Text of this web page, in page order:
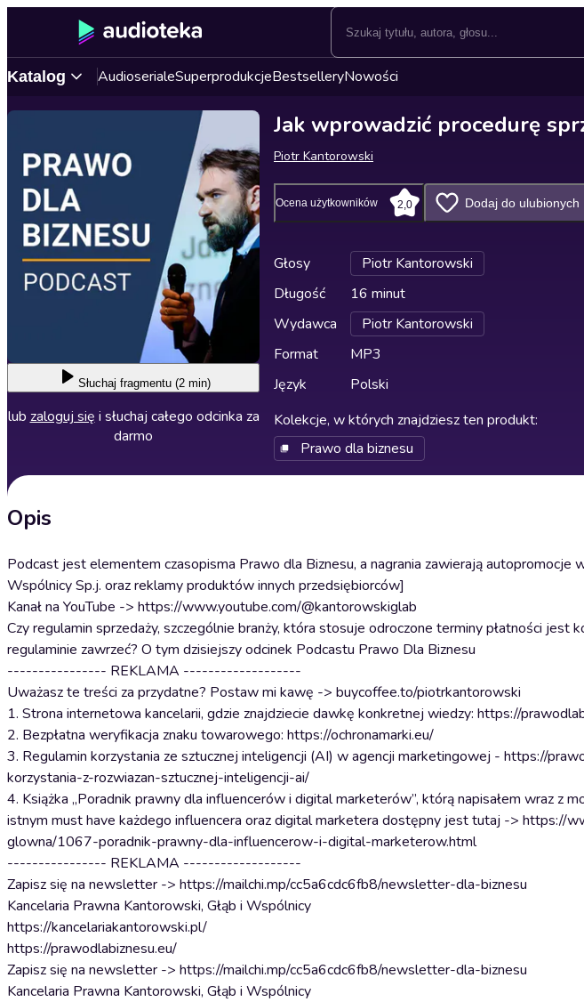
Katalog AudioserialeSuperprodukcjeBestselleryNowości
Słuchaj fragmentu (2 min)
lub zaloguj się i słuchaj całego odcinka za
darmo
Jak wprowadzić procedurę
Piotr Kantorowski
Ocena użytkowników 2,0 Dodaj do ulubionych
Głosy
Piotr Kantorowski
Długość
16 minut
Wydawca
Piotr Kantorowski
Format
MP3
Język
Polski
Kolekcje, w których znajdziesz ten produkt:
Prawo dla biznesu
Opis
Podcast jest elementem czasopisma Prawo dla Biznesu, a nagrania zawierają autopromocje
Wspólnicy Sp.j. oraz reklamy produktów innych przedsiębiorców]
Kanał na YouTube -> https://www.youtube.com/@kantorowskiglab
Czy regulamin sprzedaży, szczególnie branży, która stosuje odroczone terminy płatności
regulaminie zawrzeć? O tym dzisiejszy odcinek Podcastu Prawo Dla Biznesu
---------------- REKLAMA -------------------
Uważasz te treści za przydatne? Postaw mi kawę -> buycoffee.to/piotrkantorowski
1. Strona internetowa kancelarii, gdzie znajdziecie dawkę konkretnej wiedzy: https://
2. Bezpłatna weryfikacja znaku towarowego: https://ochronamarki.eu/
3. Regulamin korzystania ze sztucznej inteligencji (AI) w agencji marketingowej - https://
korzystania-z-rozwiazan-sztucznej-inteligencji-ai/
4. Książka „Poradnik prawny dla influencerów i digital marketerów”, którą napisałem wraz z
istnym must have każdego influencera oraz digital marketera dostępny jest tutaj -> https://
glowna/1067-poradnik-prawny-dla-influencerow-i-digital-marketerow.html
---------------- REKLAMA -------------------
Zapisz się na newsletter -> https://mailchi.mp/cc5a6cdc6fb8/newsletter-dla-biznesu
Kancelaria Prawna Kantorowski, Głąb i Wspólnicy
https://kancelariakantorowski.pl/
https://prawodlabiznesu.eu/
Zapisz się na newsletter -> https://mailchi.mp/cc5a6cdc6fb8/newsletter-dla-biznesu
Kancelaria Prawna Kantorowski, Głąb i Wspólnicy